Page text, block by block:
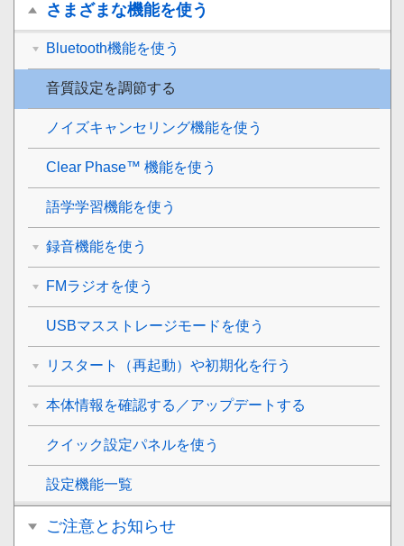
さまざまな機能を使う
Bluetooth機能を使う
音質設定を調節する
ノイズキャンセリング機能を使う
Clear Phase™ 機能を使う
語学学習機能を使う
録音機能を使う
FMラジオを使う
USBマスストレージモードを使う
リスタート（再起動）や初期化を行う
本体情報を確認する／アップデートする
クイック設定パネルを使う
設定機能一覧
ご注意とお知らせ